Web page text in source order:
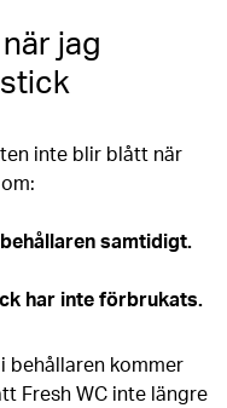
jag
inte blir blått när
samtidigt.
har inte förbrukats.
behållaren kommer
Fresh WC inte längre